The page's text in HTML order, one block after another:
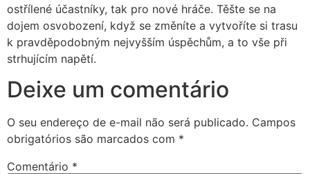
ostřílené účastníky, tak pro nové hráče. Těšte se na
dojem osvobození, když se změníte a vytvoříte si trasu
k pravděpodobným nejvyšším úspěchům, a to vše při
strhujícím napětí.
Deixe um comentário
O seu endereço de e-mail não será publicado. Campos
obrigatórios são marcados com *
Comentário *